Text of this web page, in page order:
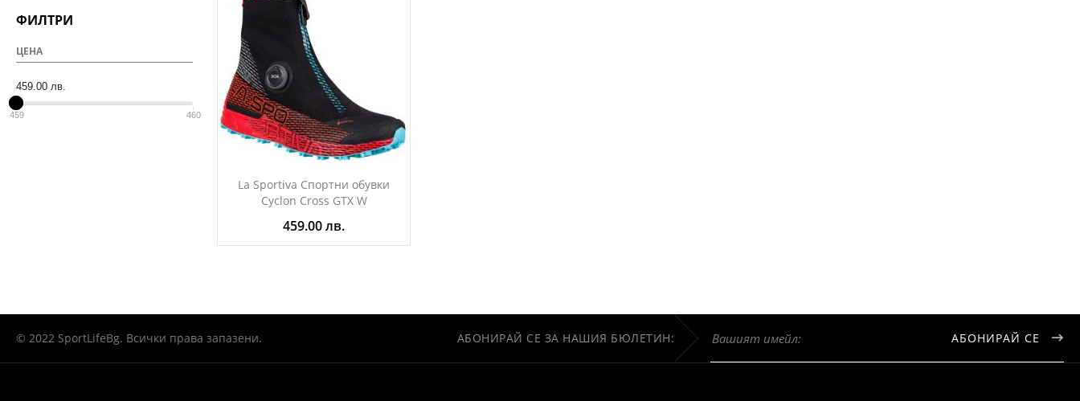
La Sportiva Спортни обувки
Cyclon Cross GTX W
459.00 лв.
ФИЛТРИ
ЦЕНА
459.00 лв.
459.00 лв.
459 460
© 2022 SportLifeBg. Всички права запазени. АБОНИРАЙ СЕ ЗА НАШИЯ БЮЛЕТИН: АБОНИРАЙ СЕ